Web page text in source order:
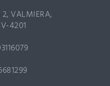
2, VALMIERA,
4201